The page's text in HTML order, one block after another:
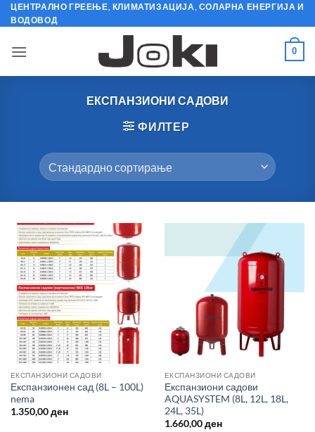
Skip
to
ЦЕНТРАЛНО ГРЕЕЊЕ, КЛИМАТИЗАЦИЈА, СОЛАРНА ЕНЕРГИЈА И
ВОДОВОД
0
ЕКСПАНЗИОНИ САДОВИ
ФИЛТЕР
ЕКСПАНЗИОНИ САДОВИ
Експанзионен сад (8L – 100L)
nema
1.350,00ден
ЕКСПАНЗИОНИ САДОВИ
Експанзиони садови
AQUASYSTEM (8L, 12L, 18L,
24L, 35L)
1.660,00ден